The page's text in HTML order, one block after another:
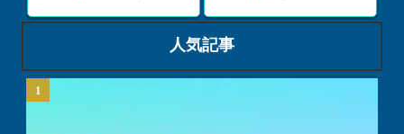
人気記事